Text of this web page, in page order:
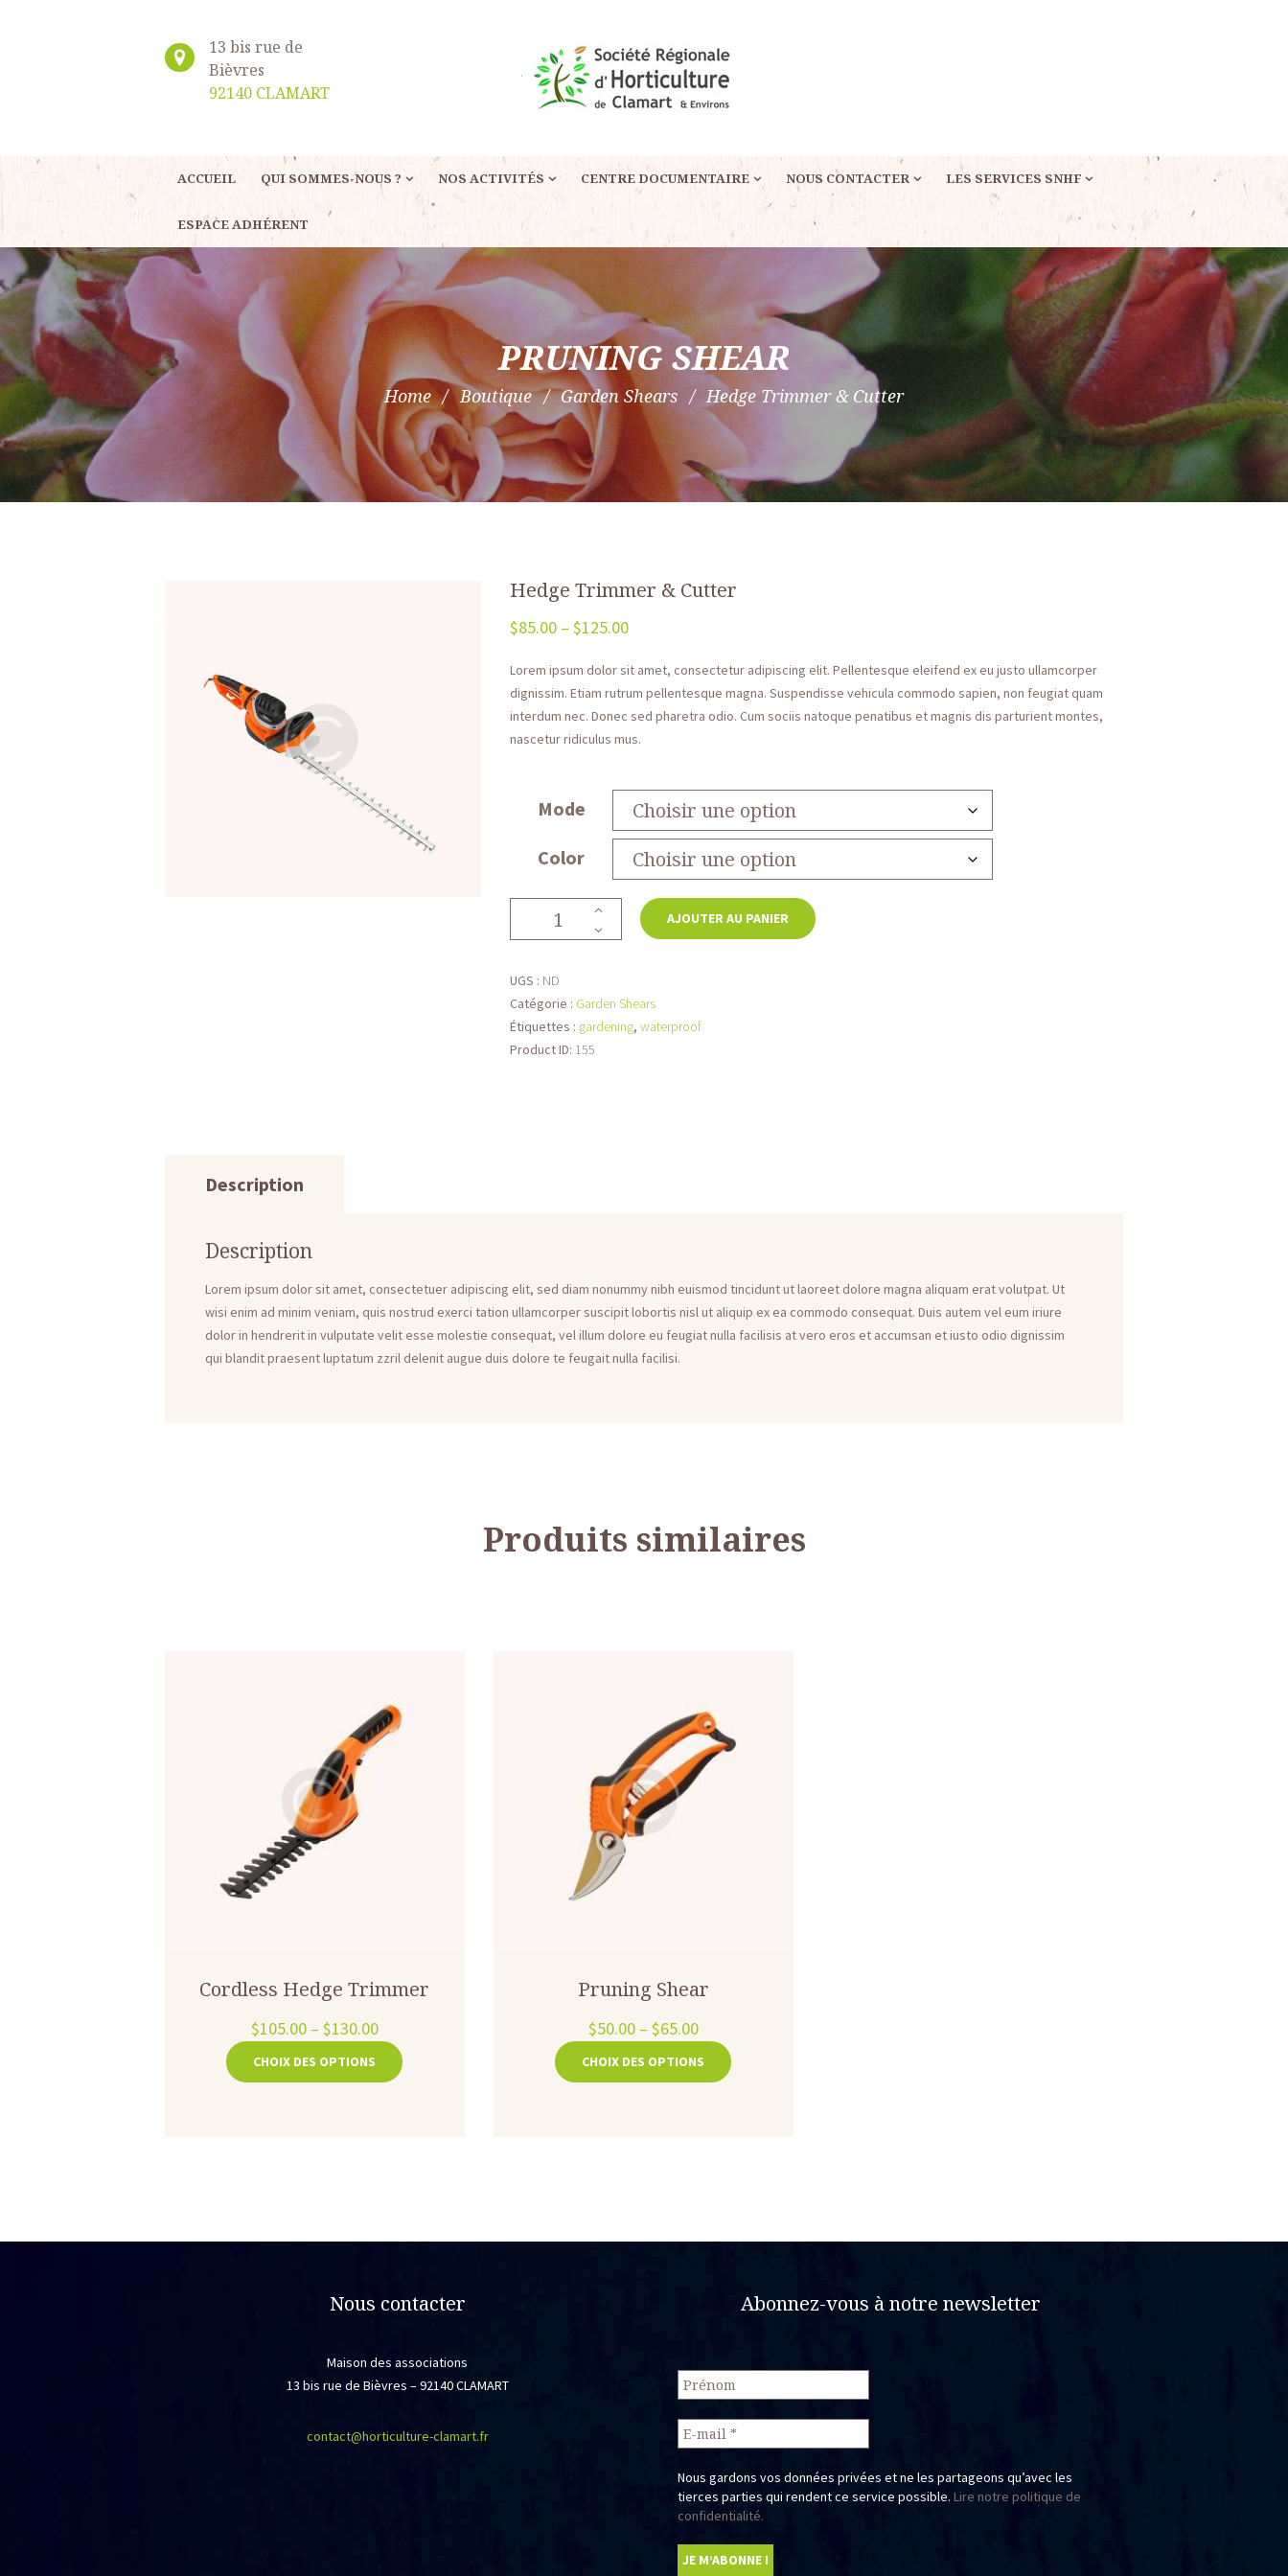
13 bis rue de
Bièvres
92140 CLAMART
ACCUEIL QUI SOMMES-NOUS ? NOS ACTIVITÉS CENTRE DOCUMENTAIRE NOUS CONTACTER LES SERVICES SNHF
ESPACE ADHÉRENT
PRUNING SHEAR
Home Boutique Garden Shears Hedge Trimmer & Cutter
Hedge Trimmer & Cutter
$85.00 – $125.00
Lorem ipsum dolor sit amet, consectetur adipiscing elit. Pellentesque eleifend ex eu justo ullamcorper
dignissim. Etiam rutrum pellentesque magna. Suspendisse vehicula commodo sapien, non feugiat quam
interdum nec. Donec sed pharetra odio. Cum sociis natoque penatibus et magnis dis parturient montes,
nascetur ridiculus mus.
Mode
Color
quantité
Trimmer
&
Cutter
AJOUTER AU PANIER
UGS : ND
Catégorie : Garden Shears
Étiquettes : gardening, waterproof
Product ID: 155
Description
Description
Lorem ipsum dolor sit amet, consectetuer adipiscing elit, sed diam nonummy nibh euismod tincidunt ut laoreet dolore magna aliquam erat volutpat. Ut
wisi enim ad minim veniam, quis nostrud exerci tation ullamcorper suscipit lobortis nisl ut aliquip ex ea commodo consequat. Duis autem vel eum iriure
dolor in hendrerit in vulputate velit esse molestie consequat, vel illum dolore eu feugiat nulla facilisis at vero eros et accumsan et iusto odio dignissim
qui blandit praesent luptatum zzril delenit augue duis dolore te feugait nulla facilisi.
Produits similaires
Cordless Hedge Trimmer
$105.00– $130.00
CHOIX DES OPTIONS
Ce
la
Pruning Shear
$50.00– $65.00
CHOIX DES OPTIONS
Ce
produit
Nous contacter
Maison des associations
13 bis rue de Bièvres – 92140 CLAMART
contact@horticulture-clamart.fr
Abonnez-vous à notre newsletter
Nous gardons vos données privées et ne les partageons qu’avec les
tierces parties qui rendent ce service possible. Lire notre politique de
confidentialité.